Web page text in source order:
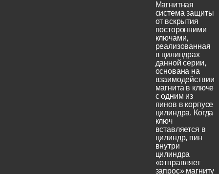
Магнитная
система защиты
от вскрытия
посторонними
ключами,
реализованная
в цилиндрах
данной серии,
основана на
взаимодействии
магнита в ключе
с одним из
пинов в корпусе
цилиндра. Когда
ключ
вставляется в
цилиндр, пин
внутри
цилиндра
«отправляет
запрос» магниту